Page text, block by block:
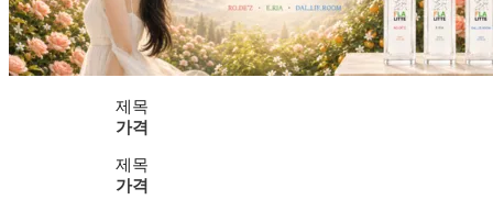
제목
가격
제목
가격